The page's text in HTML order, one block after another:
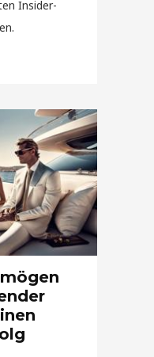
Insider-